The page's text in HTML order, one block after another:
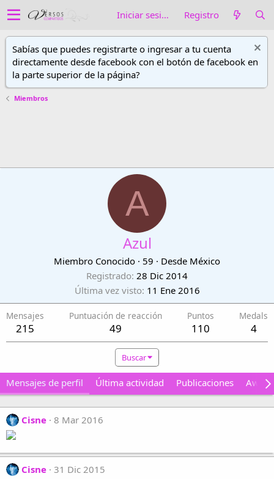
Iniciar sesión Registro
Sabías que puedes registrarte o ingresar a tu cuenta
directamente desde facebook con el botón de facebook en
la parte superior de la página?
Miembros
A
Azul
Miembro Conocido · 59 · Desde México
Registrado 28 Dic 2014
Última vez visto 11 Ene 2016
Mensajes
215
Puntuación de reacción
49
Puntos
110
Medals
4
Buscar
Mensajes de perfil Última actividad Publicaciones
Cisne 8 Mar 2016
Cisne 31 Dic 2015